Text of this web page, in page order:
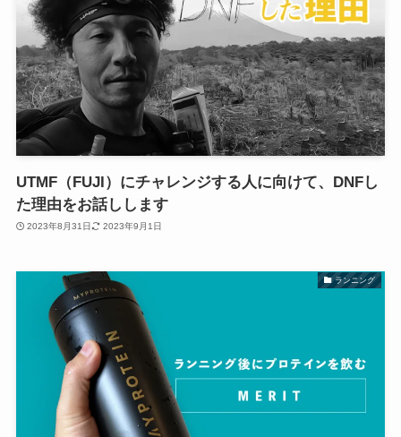
UTMF（FUJI）にチャレンジする人に向けて、DNFし
た理由をお話しします
2023年8月31日 2023年9月1日
ランニング